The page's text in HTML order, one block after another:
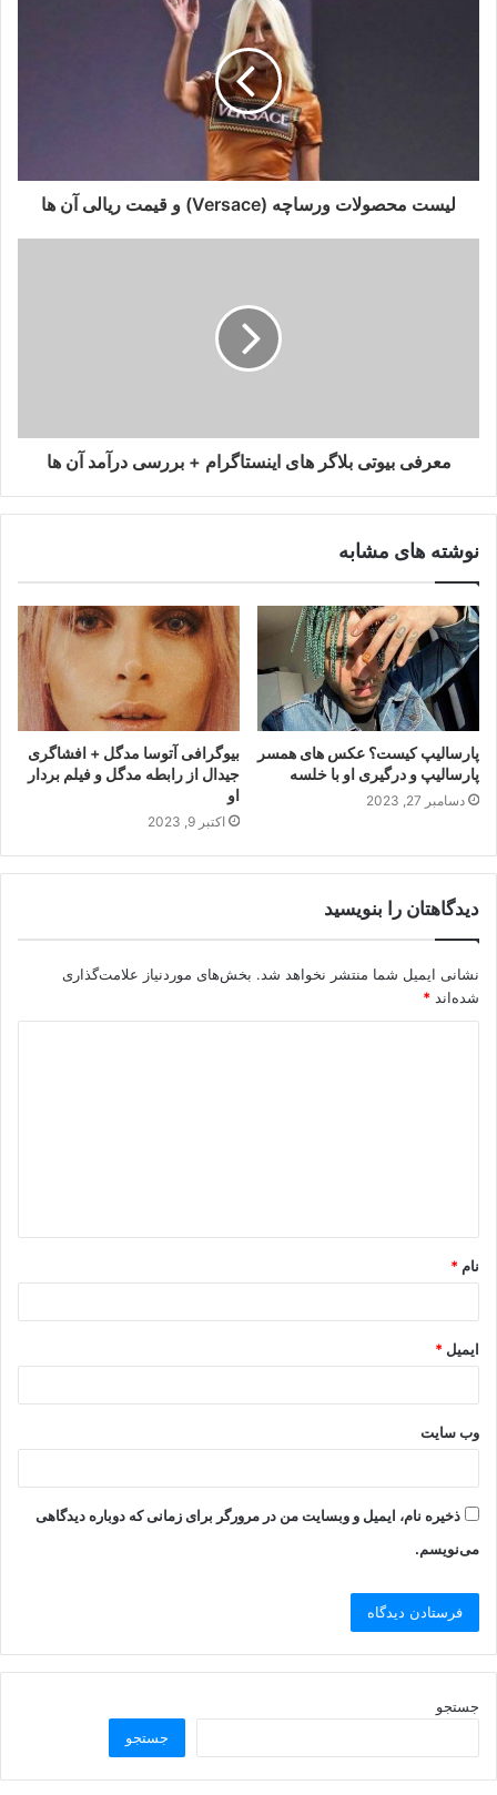
لیست محصولات ورساچه (Versace) و قیمت ریالی آن ها
معرفی بیوتی بلاگر های اینستاگرام + بررسی درآمد آن ها
نوشته های مشابه
پارسالیپ کیست؟ عکس های همسر
پارسالیپ و درگیری او با خلسه
دسامبر 27, 2023
بیوگرافی آتوسا مدگل + افشاگری
جیدال از رابطه مدگل و فیلم بردار
او
اکتبر 9, 2023
دیدگاهتان را بنویسید
نشانی ایمیل شما منتشر نخواهد شد. بخش‌های موردنیاز علامت‌گذاری
شده‌اند *
نام *
ایمیل *
وب‌ سایت
ذخیره نام، ایمیل و وبسایت من در مرورگر برای زمانی که دوباره دیدگاهی
می‌نویسم.
جستجو
جستجو